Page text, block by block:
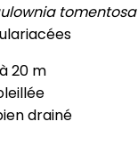
tomentosa
20 m
drainé